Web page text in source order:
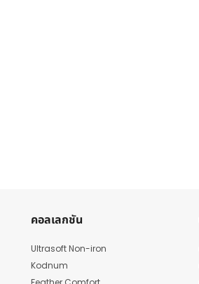
คอลเลกชัน
Ultrasoft Non-iron
Kodnum